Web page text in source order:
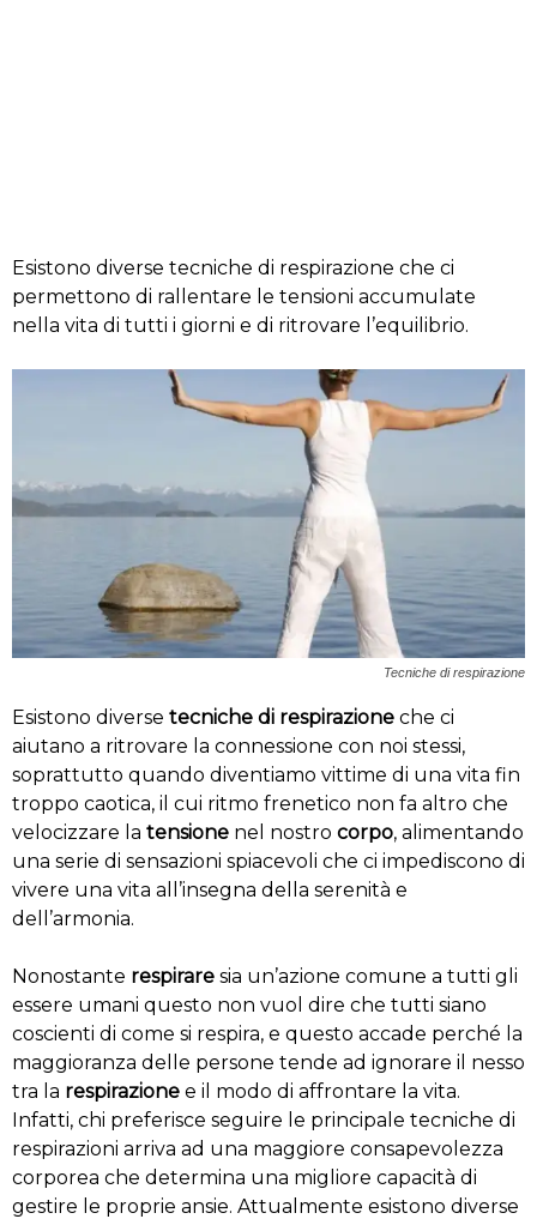
Esistono diverse tecniche di respirazione che ci
permettono di rallentare le tensioni accumulate
nella vita di tutti i giorni e di ritrovare l’equilibrio.
Tecniche di respirazione
Esistono diverse tecniche di respirazione che ci
aiutano a ritrovare la connessione con noi stessi,
soprattutto quando diventiamo vittime di una vita fin
troppo caotica, il cui ritmo frenetico non fa altro che
velocizzare la tensione nel nostro corpo, alimentando
una serie di sensazioni spiacevoli che ci impediscono di
vivere una vita all’insegna della serenità e
dell’armonia.
Nonostante respirare sia un’azione comune a tutti gli
essere umani questo non vuol dire che tutti siano
coscienti di come si respira, e questo accade perché la
maggioranza delle persone tende ad ignorare il nesso
tra la respirazione e il modo di affrontare la vita.
Infatti, chi preferisce seguire le principale tecniche di
respirazioni arriva ad una maggiore consapevolezza
corporea che determina una migliore capacità di
gestire le proprie ansie. Attualmente esistono diverse